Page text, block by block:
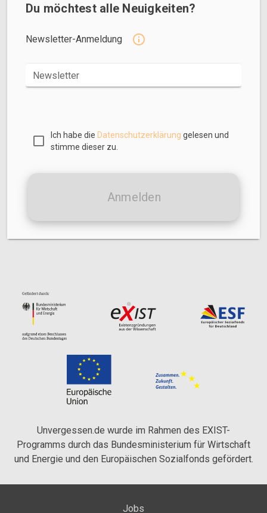
Du möchtest alle Neuigkeiten?
Newsletter-Anmeldung
Newsletter
Ich habe die Datenschutzerklärung gelesen und
stimme dieser zu.
Anmelden
Unvergessen.de wurde im Rahmen des EXIST-
Programms durch das Bundesministerium für Wirtschaft
und Energie und den Europäischen Sozialfonds gefördert.
Jobs